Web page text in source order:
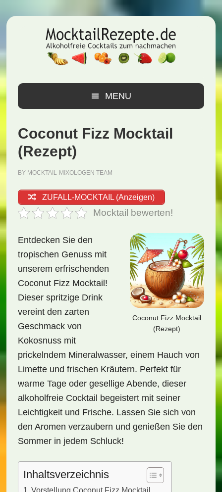
Hauptnavigation
Inhalt
Seitenspalte
MENU
Coconut Fizz Mocktail
(Rezept)
BY MOCKTAIL-MIXOLOGEN TEAM
ZUFALL-MOCKTAIL (Anzeigen)
Mocktail bewerten!
Coconut Fizz Mocktail
(Rezept)
Entdecken Sie den
tropischen Genuss mit
unserem erfrischenden
Coconut Fizz Mocktail!
Dieser spritzige Drink
vereint den zarten
Geschmack von
Kokosnuss mit
prickelndem Mineralwasser, einem Hauch von
Limette und frischen Kräutern. Perfekt für
warme Tage oder gesellige Abende, dieser
alkoholfreie Cocktail begeistert mit seiner
Leichtigkeit und Frische. Lassen Sie sich von
den Aromen verzaubern und genießen Sie den
Sommer in jedem Schluck!
Inhaltsverzeichnis
Vorstellung Coconut Fizz Mocktail